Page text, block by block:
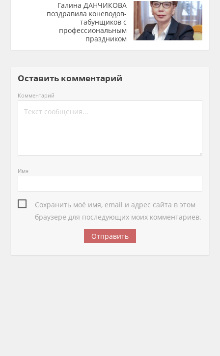
Галина ДАНЧИКОВА
поздравила коневодов-
табунщиков с
профессиональным
праздником
Оставить комментарий
Комментарий
Имя
Сохранить моё имя, email и адрес сайта в этом
браузере для последующих моих комментариев.